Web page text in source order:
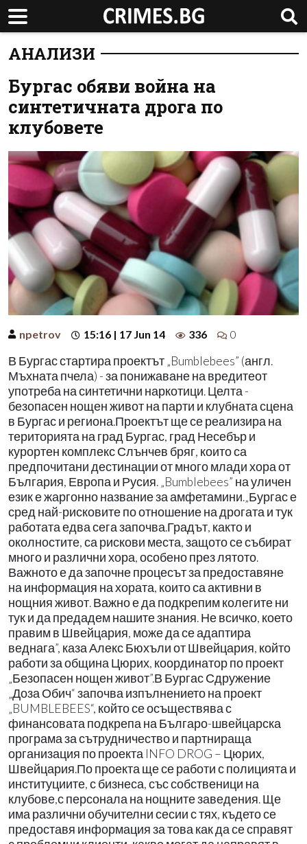
АНАЛИЗИ
Бургас обяви война на
синтетичната дрога по
клубовете
npetrov 15:16 | 17 Jun 14 336 0
В Бургас стартира проектът „Bumblebees” (англ.
Мъхната пчела) - за понижаване на вредитеот
употреба на синтетични наркотици. Целта -
безопасен нощен живот на парти и клубната сцена
в Бургас и региона.Проектът ще се реализира на
територията на град Бургас, град Несебър и
курортен комплекс Слънчев бряг, които са
предпочитани дестинации от много млади хора от
България, Европа и Русия. „Bumblebees” на уличен
език е жаргонно название за амфетамини.„Бургас е
сред най-рисковите по отношение на дрогата и тук
работата едва сега започва.Градът, както и
околностите, са рискови места, защото се събират
много и различни хора, особено през лятото.
Важното е да започне процесът за предоставяне
на информация на хората, които са активни в
нощния живот. Важно е да подкрепим колегите ни
тук и да предадем нашите знания. Не всичко, което
правим в Швейцария, може да се адаптира
веднага”, каза Алекс Бюхъли от Швейцария, който
работи за община Цюрих, координатор по проект
„Безопасен нощен живот”.В Бургас Сдружение
„Доза Обич“ започва изпълнението на проект
„BUMBLEBEES“, който се осъществява с
финансовата подкрепа на Българо-швейцарска
програма за сътрудничество и партнираща
организация по проекта INFO DROG – Цюрих,
Швейцария.По проекта ще се работи с полицията и
институциите, с бизнеса, със собственици на
клубове,с персонала на нощните заведения. Ще
има различни обучителни сесии с тях, където се
предоставя информация за това как да се справят